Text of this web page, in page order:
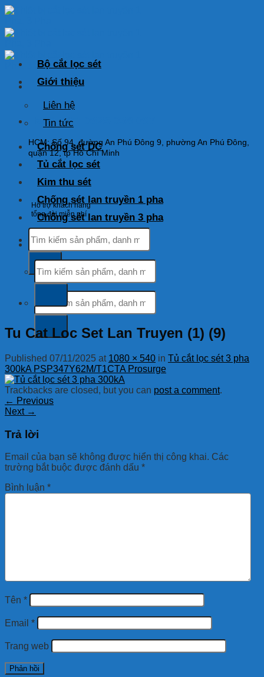
Skip
content
HOTLINE: 0925 038 097
HCM: Số 94, đường An Phú Đông 9, phường An Phú Đông,
quận 12, tp Hồ Chí Minh
Hỗ trợ khách hàng
tổng đài miễn phí
Tìm
kiếm:
kiếm:
Bộ cắt lọc sét
Giới thiệu
Liên hệ
Tin tức
Chống sét DC
Tủ cắt lọc sét
Kim thu sét
Chống sét lan truyền 1 pha
Chống sét lan truyền 3 pha
Tìm
kiếm:
Tu Cat Loc Set Lan Truyen (1) (9)
Published 07/11/2025 at 1080 × 540 in Tủ cắt lọc sét 3 pha
300kA PSP347Y62M/T1CTA Prosurge
Trackbacks are closed, but you can post a comment.
← Previous
Next →
Trả lời
Email của bạn sẽ không được hiển thị công khai. Các
trường bắt buộc được đánh dấu *
Bình luận *
Tên *
Email *
Trang web